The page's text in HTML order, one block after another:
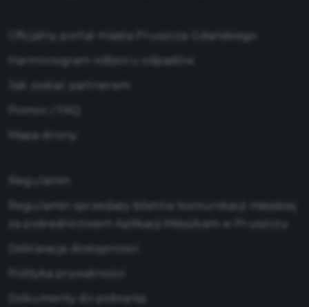
Oficjalny portal miasta Pruszcza Gdańskiego
Harmonogram odbioru odpadów
Jak zostać partnerem
Mapa strony
Regulamin
Regulamin sprzedaży biletów komunikacji miejskiej
za pośrednictwem Aplikacji Mieszkam w Pruszczu
Deklaracja dostępności
Polityka prywatności
Dokumenty do pobrania